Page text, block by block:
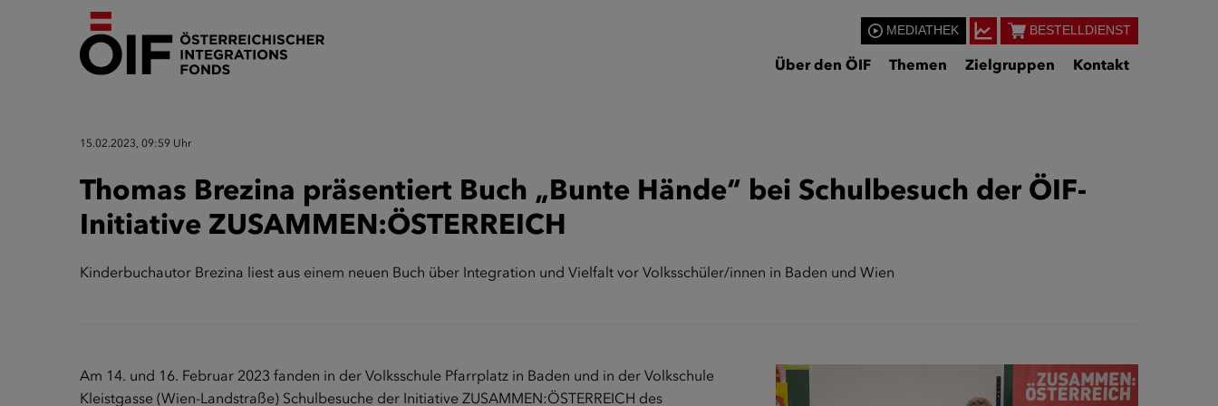
MEDIATHEK BESTELLDIENST
Über den ÖIF Themen Zielgruppen Kontakt
15.02.2023, 09:59 Uhr
Thomas Brezina präsentiert Buch „Bunte Hände“ bei Schulbesuch der ÖIF-
Initiative ZUSAMMEN:ÖSTERREICH
Kinderbuchautor Brezina liest aus einem neuen Buch über Integration und Vielfalt vor Volksschüler/innen in Baden und Wien
Am 14. und 16. Februar 2023 fanden in der Volksschule Pfarrplatz in Baden und in der Volkschule
Kleistgasse (Wien-Landstraße) Schulbesuche der Initiative ZUSAMMEN:ÖSTERREICH des